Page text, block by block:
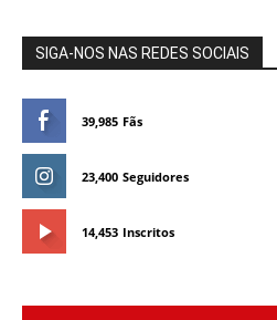
SIGA-NOS NAS REDES SOCIAIS
39,985 Fãs
23,400 Seguidores
14,453 Inscritos